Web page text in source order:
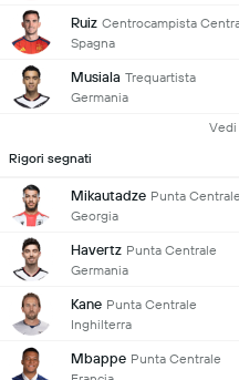
Ruiz Centrocampista
Spagna
Musiala Trequartista
Germania
Rigori segnati
Mikautadze Punta Centrale
Georgia
Havertz Punta Centrale
Germania
Kane Punta Centrale
Inghilterra
Mbappe Punta Centrale